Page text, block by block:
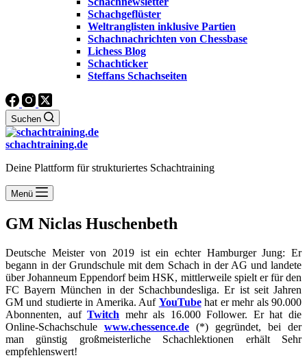
Schachgeflüster
Weltranglisten inklusive Partien
Schachnachrichten von Chessbase
Lichess Blog
Schachticker
Steffans Schachseiten
Suchen
schachtraining.de
Deine Plattform für strukturiertes Schachtraining
Menü
GM Niclas Huschenbeth
Deutsche Meister von 2019 ist ein echter Hamburger Jung: Er
begann in der Grundschule mit dem Schach in der AG und landete
über Johanneum Eppendorf beim HSK, mittlerweile spielt er für den
FC Bayern München in der Schachbundesliga. Er ist seit Jahren
GM und studierte in Amerika. Auf YouTubehat er mehr als 90.000
Abonnenten, aufTwitch mehr als 16.000 Follower. Er hat die
Online-Schachschule www.chessence.de (*) gegründet, bei der
man günstig großmeisterliche Schachlektionen erhält Sehr
empfehlenswert!